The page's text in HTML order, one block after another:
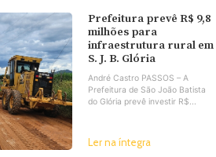
Prefeitura prevê R$ 9,8
milhões para
infraestrutura rural em
S. J. B. Glória
André Castro PASSOS – A
Prefeitura de São João Batista
do Glória prevê investir R$...
Ler na íntegra